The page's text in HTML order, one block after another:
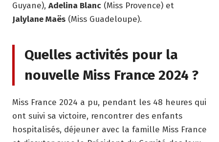
Guyane), Adelina Blanc (Miss Provence) et
Jalylane Maës (Miss Guadeloupe).
Quelles activités pour la
nouvelle Miss France 2024 ?
Miss France 2024 a pu, pendant les 48 heures qui
ont suivi sa victoire, rencontrer des enfants
hospitalisés, déjeuner avec la famille Miss France